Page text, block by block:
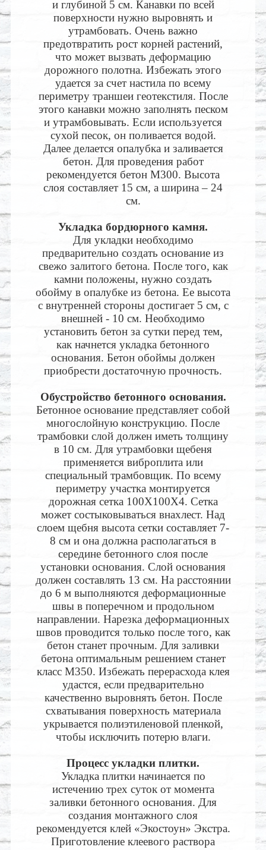
и глубиной 5 см. Канавки по всей
поверхности нужно выровнять и
утрамбовать. Очень важно
предотвратить рост корней растений,
что может вызвать деформацию
дорожного полотна. Избежать этого
удается за счет настила по всему
периметру траншеи геотекстиля. После
этого канавки можно заполнять песком
и утрамбовывать. Если используется
сухой песок, он поливается водой.
Далее делается опалубка и заливается
бетон. Для проведения работ
рекомендуется бетон М300. Высота
слоя составляет 15 см, а ширина – 24
см.
Укладка бордюрного камня.
Для укладки необходимо
предварительно создать основание из
свежо залитого бетона. После того, как
камни положены, нужно создать
обойму в опалубке из бетона. Ее высота
с внутренней стороны достигает 5 см, с
внешней - 10 см. Необходимо
установить бетон за сутки перед тем,
как начнется укладка бетонного
основания. Бетон обоймы должен
приобрести достаточную прочность.
Обустройство бетонного основания.
Бетонное основание представляет собой
многослойную конструкцию. После
трамбовки слой должен иметь толщину
в 10 см. Для утрамбовки щебеня
применяется виброплита или
специальный трамбовщик. По всему
периметру участка монтируется
дорожная сетка 100Х100Х4. Сетка
может состыковываться внахлест. Над
слоем щебня высота сетки составляет 7-
8 см и она должна располагаться в
середине бетонного слоя после
установки основания. Слой основания
должен составлять 13 см. На расстоянии
до 6 м выполняются деформационные
швы в поперечном и продольном
направлении. Нарезка деформационных
швов проводится только после того, как
бетон станет прочным. Для заливки
бетона оптимальным решением станет
класс М350. Избежать перерасхода клея
удастся, если предварительно
качественно выровнять бетон. После
схватывания поверхность материала
укрывается полиэтиленовой пленкой,
чтобы исключить потерю влаги.
Процесс укладки плитки.
Укладка плитки начинается по
истечению трех суток от момента
заливки бетонного основания. Для
создания монтажного слоя
рекомендуется клей «Экостоун» Экстра.
Приготовление клеевого раствора